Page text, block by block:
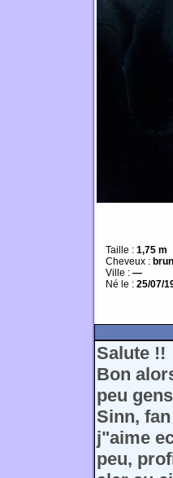
Taille : 1,75 m
Cheveux :
Ville : —
Né le : 25/07/
Salute !!
Bon
peu
Sinn,
j"aime
peu,